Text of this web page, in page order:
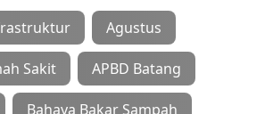
Agustus
Sakit APBD Batang
Bahaya Bakar Sampah